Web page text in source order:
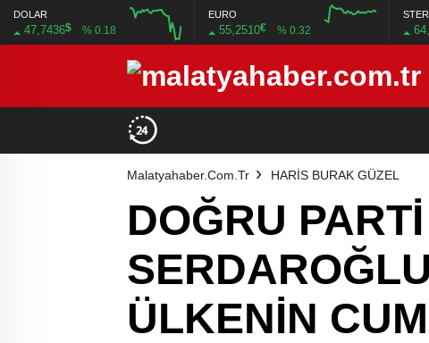
DOLAR
47,7436$ % 0.18
12:00
EURO
55,2510€ % 0.32
Malatyahaber.com.tr HARİS BURAK GÜZEL
DOĞRU
ÜLKENİN